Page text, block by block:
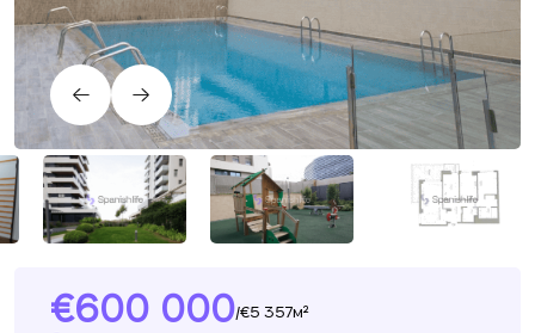
600 000/ 5 357м²